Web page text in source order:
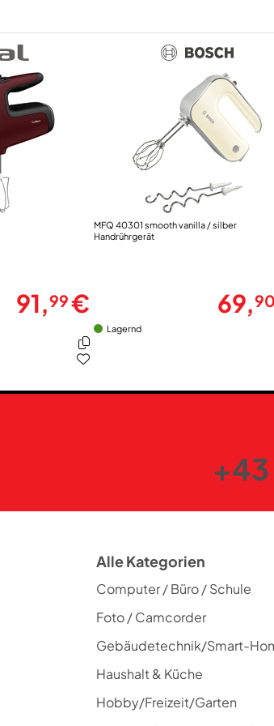
Breite (cm)
Tiefe (cm)
Gewicht (kg)
Länge der Anschlussleitung (m)
Gehäuse-Farben
91,99€
MFQ 40301 smooth vanilla / silber
Handrührgerät
69,90
Lagernd
Alle Kategorien
Computer / Büro / Schule
Foto / Camcorder
Gebäudetechnik/Smart-
Haushalt & Küche
Hobby/Freizeit/Garten